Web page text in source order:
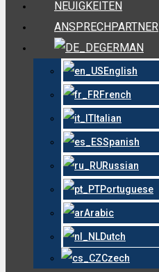
NEUIGKEITEN
ANSPRECHPARTNER
GERMAN
English
French
Italian
Spanish
Russian
Portuguese
Arabic
Dutch
Czech